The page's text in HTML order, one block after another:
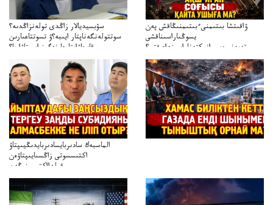
سۋبسيديالار زاڭدى تولەنزاڭدىە؟
سوتتولەنگەناپتار ايىبە؟ۋ تسوتتاعىارىن
قايجاۋاپتارعا نەگىز ايىپتاۋا ما؟
تۇجىرىمدارىنقايتاقاراۋعانەگىزبولاالاما؟
ۋاقىتشا بىتىمنىءبىتىمنىڭاقش پەن
يسوڭىاراسىناقشى
تەپەنىرەسيرانىكتەناراسىنداعىقتى؟
تەكەتىرەسنەلىكتەنقايتاۋشىقتى؟
الماسبەك سادىربايسادىربايدىڭيىپتاۋ
اكتىسسوتى زاڭسىايىپتاۋەن
قولدااكتىسىنىڭەن
ميلليونزاڭسىزدىعىمەنقولدانوسىرىلگەنميلليوندار